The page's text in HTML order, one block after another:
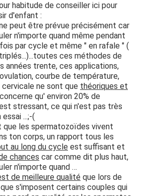
habitude de conseiller ici pour
d'enfant :
peut être prévue précisément car
n'importe quand même pendant
par cycle et même " en rafale " (
ces méthodes de
années trente, ces applications,
courbe de température,
ne sont que théoriques et
qu' environ 20% de
stressant, ce qui n'est pas très
...;-(
les spermatozoïdes vivent
ton corps, un rapport tous les
au long du cycle est suffisant et
chances car comme dit plus haut,
n'importe quand …
de meilleure qualité que lors de
s'imposent certains couples qui